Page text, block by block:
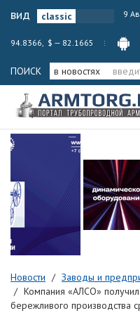
вид 9
94.8366, $ — 82.1665
ПОИСК в новостях
Новости
Заводы и
Компания «АЛСО»
бережливого производства